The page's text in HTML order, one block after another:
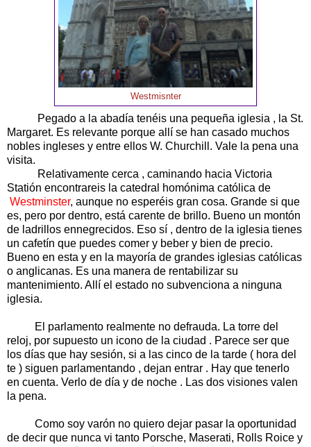
Westmisnter
Pegado a la abadía tenéis una pequeña iglesia , la St.
Margaret. Es relevante porque allí se han casado muchos
nobles ingleses y entre ellos W. Churchill. Vale la pena una
visita.
Relativamente cerca , caminando hacia Victoria
Statión encontrareis la catedral homónima católica de
Westminster, aunque no esperéis gran cosa. Grande si que
es, pero por dentro, está carente de brillo. Bueno un montón
de ladrillos ennegrecidos. Eso sí , dentro de la iglesia tienes
un cafetín que puedes comer y beber y bien de precio.
Bueno en esta y en la mayoría de grandes iglesias católicas
o anglicanas. Es una manera de rentabilizar su
mantenimiento. Allí el estado no subvenciona a ninguna
iglesia.
El parlamento realmente no defrauda. La torre del
reloj, por supuesto un icono de la ciudad . Parece ser que
los días que hay sesión, si a las cinco de la tarde ( hora del
te ) siguen parlamentando , dejan entrar . Hay que tenerlo
en cuenta. Verlo de día y de noche . Las dos visiones valen
la pena.
Como soy varón no quiero dejar pasar la oportunidad
de decir que nunca vi tanto Porsche, Maserati, Rolls Roice y